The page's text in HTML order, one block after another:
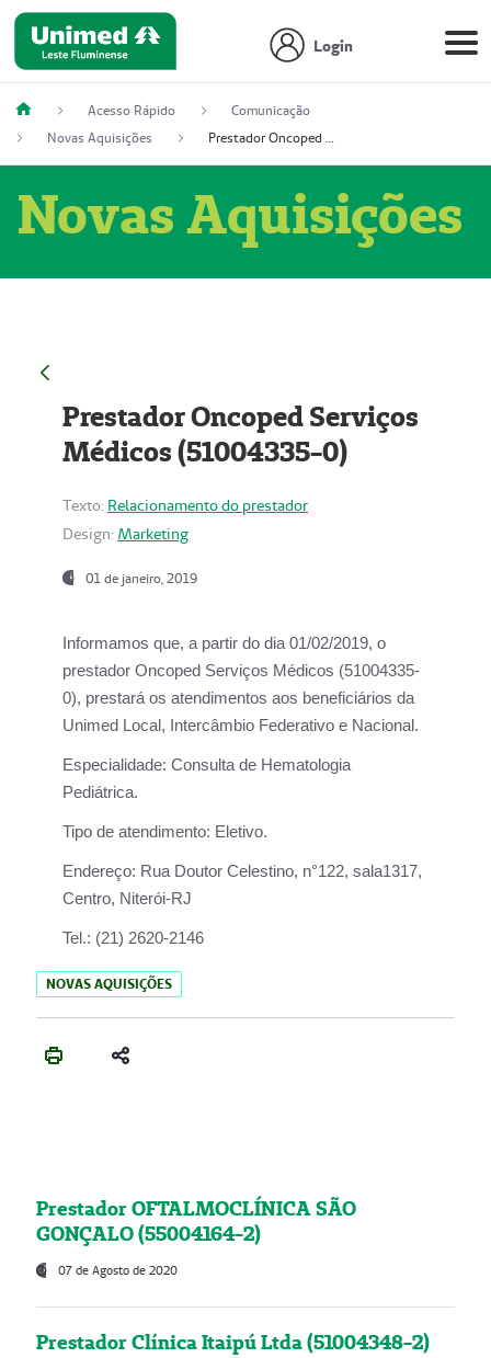
Login
Acesso Rápido
Comunicação
Novas Aquisições
Prestador Oncoped Serviços Médicos (51004335-0)
Novas Aquisições
Prestador Oncoped Serviços
Médicos (51004335-0)
Texto: Relacionamento do prestador
Design: Marketing
01 de janeiro, 2019
Informamos que, a partir do dia 01/02/2019, o
prestador Oncoped Serviços Médicos (51004335-
0), prestará os atendimentos aos beneficiários da
Unimed Local, Intercâmbio Federativo e Nacional.
Especialidade: Consulta de Hematologia
Pediátrica.
Tipo de atendimento: Eletivo.
Endereço: Rua Doutor Celestino, n°122, sala1317,
Centro, Niterói-RJ
Tel.: (21) 2620-2146
NOVAS AQUISIÇÕES
Prestador OFTALMOCLÍNICA SÃO
GONÇALO (55004164-2)
07 de Agosto de 2020
Prestador Clínica Itaipú Ltda (51004348-2)